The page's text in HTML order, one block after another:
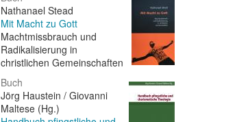
Nathanael Stead
Mit Macht zu Gott
Machtmissbrauch und
Radikalisierung in
christlichen Gemeinschaften
Buch
Jörg Haustein / Giovanni
Maltese (Hg.)